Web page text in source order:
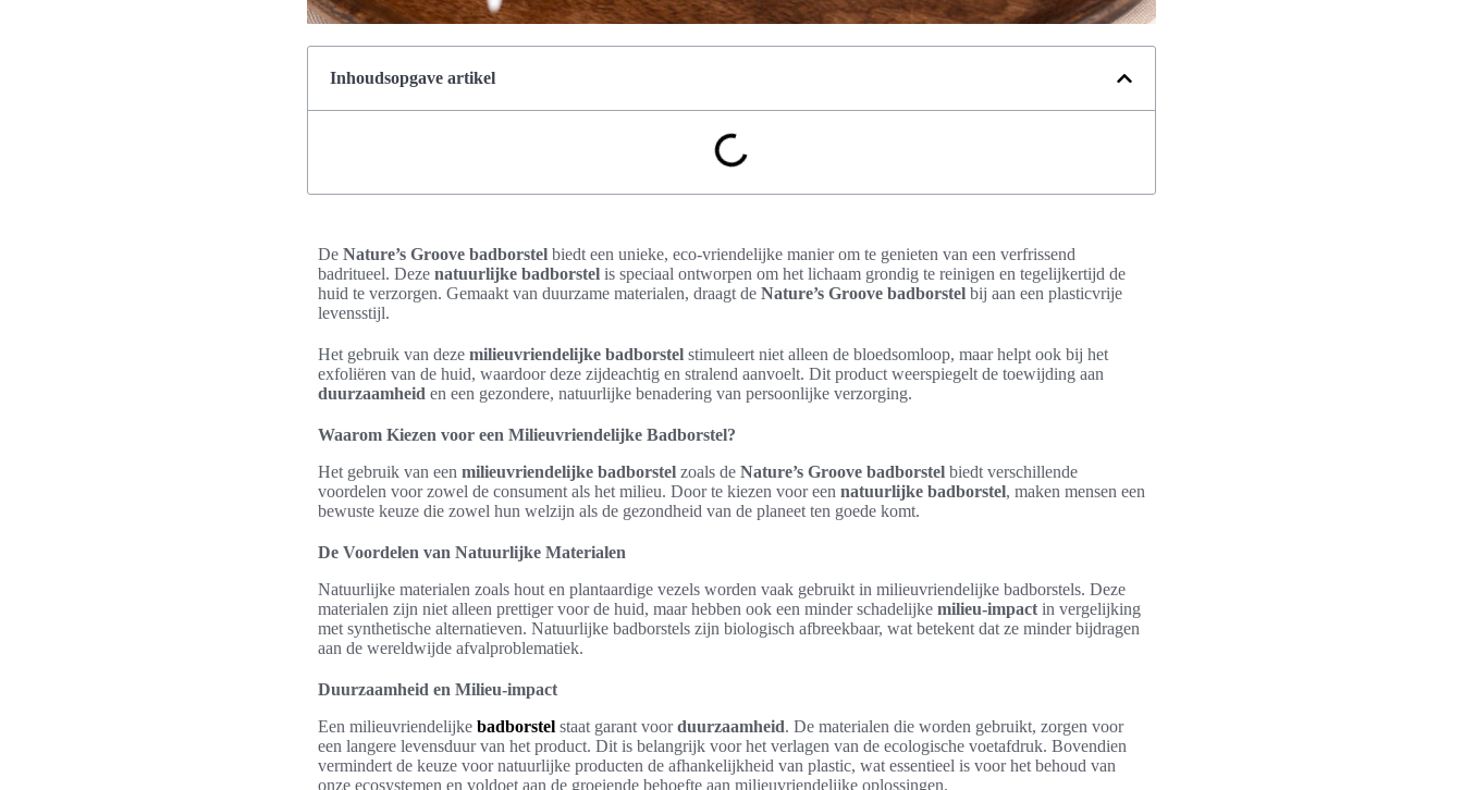
Inhoudsopgave artikel
De Nature’s Groove badborstel biedt een unieke, eco-vriendelijke manier om te genieten van een verfrissend
badritueel. Deze natuurlijke badborstel is speciaal ontworpen om het lichaam grondig te reinigen en tegelijkertijd de
huid te verzorgen. Gemaakt van duurzame materialen, draagt de Nature’s Groove badborstel bij aan een plasticvrije
levensstijl.
Het gebruik van deze milieuvriendelijke badborstel stimuleert niet alleen de bloedsomloop, maar helpt ook bij het
exfoliëren van de huid, waardoor deze zijdeachtig en stralend aanvoelt. Dit product weerspiegelt de toewijding aan
duurzaamheid en een gezondere, natuurlijke benadering van persoonlijke verzorging.
Waarom Kiezen voor een Milieuvriendelijke Badborstel?
Het gebruik van een milieuvriendelijke badborstel zoals de Nature’s Groove badborstel biedt verschillende
voordelen voor zowel de consument als het milieu. Door te kiezen voor een natuurlijke badborstel, maken mensen een
bewuste keuze die zowel hun welzijn als de gezondheid van de planeet ten goede komt.
De Voordelen van Natuurlijke Materialen
Natuurlijke materialen zoals hout en plantaardige vezels worden vaak gebruikt in milieuvriendelijke badborstels. Deze
materialen zijn niet alleen prettiger voor de huid, maar hebben ook een minder schadelijke milieu-impact in vergelijking
met synthetische alternatieven. Natuurlijke badborstels zijn biologisch afbreekbaar, wat betekent dat ze minder bijdragen
aan de wereldwijde afvalproblematiek.
Duurzaamheid en Milieu-impact
Een milieuvriendelijke badborstel staat garant voorduurzaamheid. De materialen die worden gebruikt, zorgen voor
een langere levensduur van het product. Dit is belangrijk voor het verlagen van de ecologische voetafdruk. Bovendien
vermindert de keuze voor natuurlijke producten de afhankelijkheid van plastic, wat essentieel is voor het behoud van
onze ecosystemen en voldoet aan de groeiende behoefte aan milieuvriendelijke oplossingen.